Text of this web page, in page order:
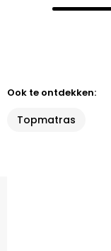
Ook te ontdekken:
Topmatras